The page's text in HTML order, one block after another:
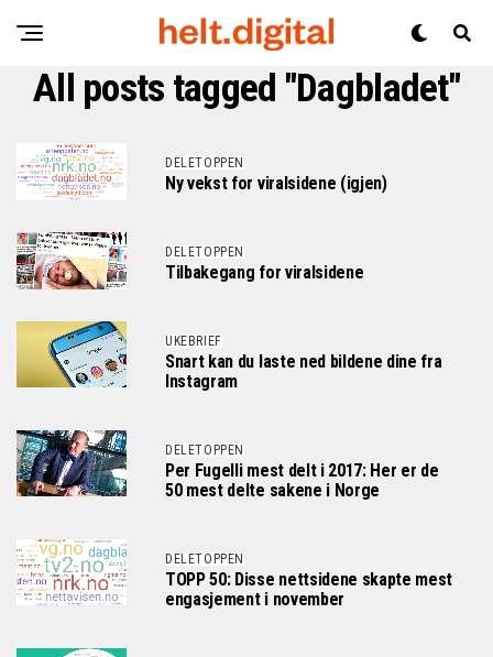
All posts tagged "Dagbladet"
DELETOPPEN
Ny vekst for viralsidene (igjen)
DELETOPPEN
Tilbakegang for viralsidene
UKEBRIEF
Snart kan du laste ned bildene dine fra
Instagram
DELETOPPEN
Per Fugelli mest delt i 2017: Her er de
50 mest delte sakene i Norge
DELETOPPEN
TOPP 50: Disse nettsidene skapte mest
engasjement i november